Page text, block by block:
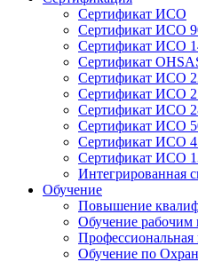
Сертификат ИСО
Сертификат ИСО
Сертификат ИСО
Сертификат
Сертификат ИСО
Сертификат ИСО
Сертификат ИСО
Сертификат ИСО
Сертификат ИСО
Сертификат ИСО
Интегрированная
Обучение
Повышение
Обучение рабочим
Профессиональная
Обучение по